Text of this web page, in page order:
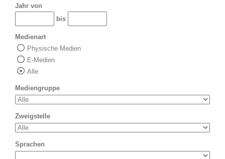
Jahr von
bis
Medienart
Physische Medien
E-Medien
Alle
Mediengruppe
Zweigstelle
Sprachen